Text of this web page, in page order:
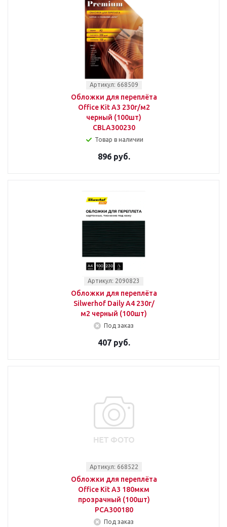
Артикул: 668509
Обложки для переплёта
Office Kit A3 230г/м2
черный (100шт)
CBLA300230
Товар в наличии
896 руб.
Артикул: 2090823
Обложки для переплёта
Silwerhof Daily A4 230г/
м2 черный (100шт)
Под заказ
407 руб.
Артикул: 668522
Обложки для переплёта
Office Kit A3 180мкм
прозрачный (100шт)
PCA300180
Под заказ